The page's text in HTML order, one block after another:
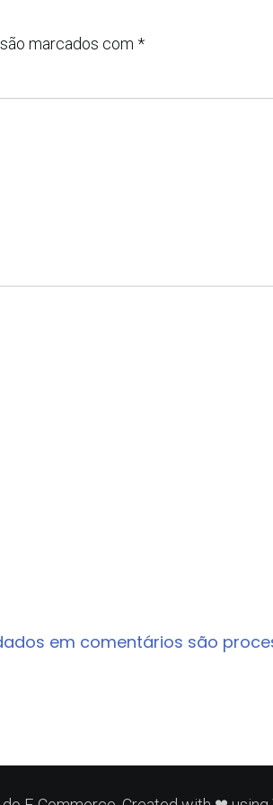
marcados com *
em comentários são